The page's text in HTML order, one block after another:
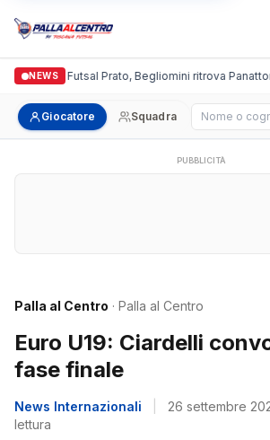
NEWS
Italgronda Futsal Prato, Begliomini ritrova
Giocatore Squadra Cerca
PUBBLICITÀ
Palla al Centro · Palla al Centro
Euro U19: Ciardelli
fase finale
News Internazionali 26 settembre
lettura